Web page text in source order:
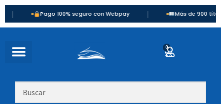
Pago 100% seguro con Webpay | Más de 900 títulos
0